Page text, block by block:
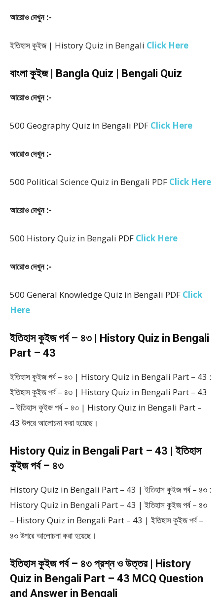
আরোও দেখুন :-
ইতিহাস কুইজ | History Quiz in Bengali Click Here
বাংলা কুইজ | Bangla Quiz | Bengali Quiz
আরোও দেখুন :-
500 Geography Quiz in Bengali PDF Click Here
আরোও দেখুন :-
500 Political Science Quiz in Bengali PDF Click Here
আরোও দেখুন :-
500 History Quiz in Bengali PDF Click Here
আরোও দেখুন :-
500 General Knowledge Quiz in Bengali PDF Click
Here
ইতিহাস কুইজ পর্ব – ৪৩ | History Quiz in Bengali
Part – 43
ইতিহাস কুইজ পর্ব – ৪৩ | History Quiz in Bengali Part – 43 :
ইতিহাস কুইজ পর্ব – ৪৩ | History Quiz in Bengali Part – 43
– ইতিহাস কুইজ পর্ব – ৪৩ | History Quiz in Bengali Part –
43 উপরে আলোচনা করা হয়েছে।
History Quiz in Bengali Part – 43 | ইতিহাস
কুইজ পর্ব – ৪৩
History Quiz in Bengali Part – 43 | ইতিহাস কুইজ পর্ব – ৪৩ :
History Quiz in Bengali Part – 43 | ইতিহাস কুইজ পর্ব – ৪৩
– History Quiz in Bengali Part – 43 | ইতিহাস কুইজ পর্ব –
৪৩ উপরে আলোচনা করা হয়েছে।
ইতিহাস কুইজ পর্ব – ৪৩ প্রশ্ন ও উত্তর | History
Quiz in Bengali Part – 43 MCQ Question
and Answer in Bengali